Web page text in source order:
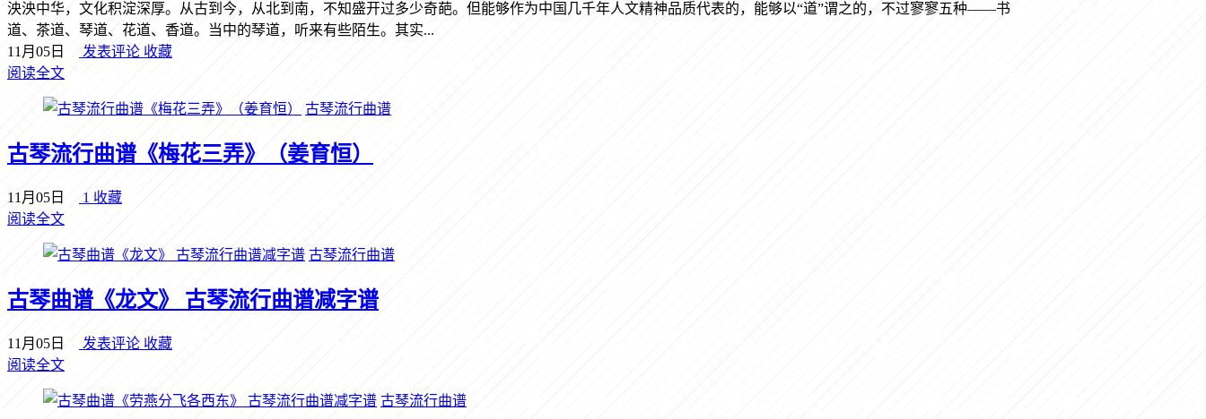
泱泱中华，文化积淀深厚。从古到今，从北到南，不知盛开过多少奇葩。但能够作为中国几千年人文精神品质代表的，能够以“道”谓之的，不过寥寥五种——书
道、茶道、琴道、花道、香道。当中的琴道，听来有些陌生。其实...
11月05日
发表评论 收藏
阅读全文
古琴流行曲谱
古琴流行曲谱《梅花三弄》（姜育恒）
11月05日 1 收藏
阅读全文
古琴流行曲谱
古琴曲谱《龙文》 古琴流行曲谱减字谱
11月05日 发表评论 收藏
阅读全文
古琴流行曲谱